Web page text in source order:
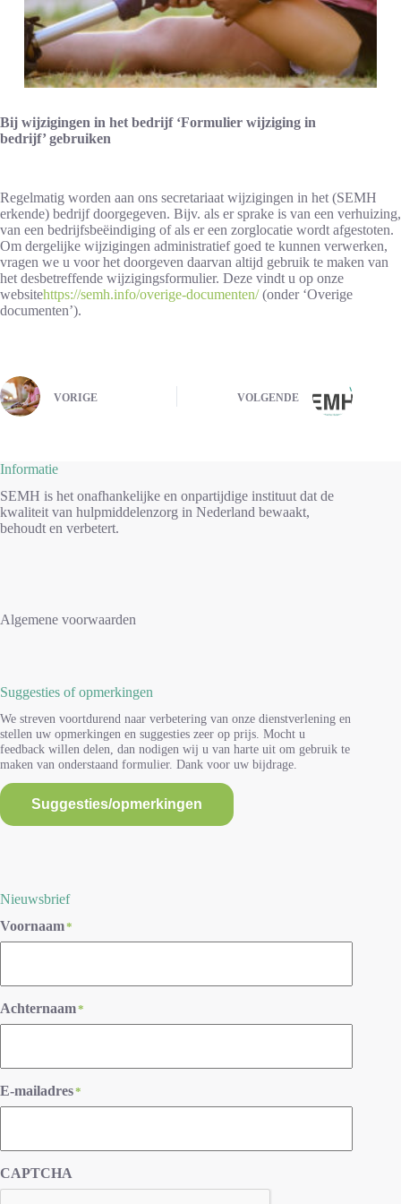
Bij wijzigingen in het bedrijf ‘Formulier wijziging in
bedrijf’ gebruiken
Regelmatig worden aan ons secretariaat wijzigingen in het (SEMH
erkende) bedrijf doorgegeven. Bijv. als er sprake is van een verhuizing,
van een bedrijfsbeëindiging of als er een zorglocatie wordt afgestoten.
Om dergelijke wijzigingen administratief goed te kunnen verwerken,
vragen we u voor het doorgeven daarvan altijd gebruik te maken van
het desbetreffende wijzigingsformulier. Deze vindt u op onze
websitehttps://semh.info/overige-documenten/(onder ‘Overige
documenten’).
VORIGE VOLGENDE
Informatie
SEMH is het onafhankelijke en onpartijdige instituut dat de
kwaliteit van hulpmiddelenzorg in Nederland bewaakt,
behoudt en verbetert.
Algemene voorwaarden
Suggesties of opmerkingen
We streven voortdurend naar verbetering van onze dienstverlening en
stellen uw opmerkingen en suggesties zeer op prijs. Mocht u
feedback willen delen, dan nodigen wij u van harte uit om gebruik te
maken van onderstaand formulier. Dank voor uw bijdrage.
Suggesties/opmerkingen
Nieuwsbrief
Voornaam*
Achternaam*
E-mailadres*
CAPTCHA